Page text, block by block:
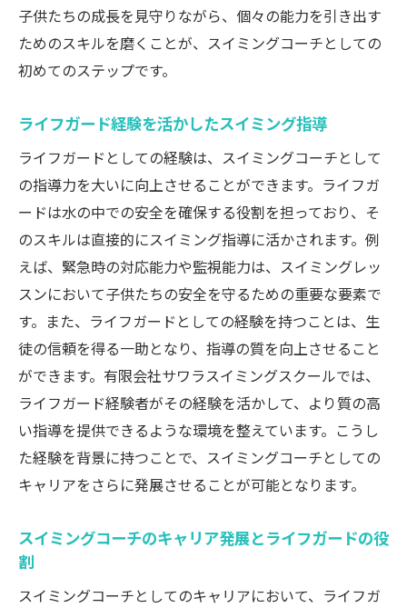
子供たちの成長を見守りながら、個々の能力を引き出す
ためのスキルを磨くことが、スイミングコーチとしての
初めてのステップです。
ライフガード経験を活かしたスイミング指導
ライフガードとしての経験は、スイミングコーチとして
の指導力を大いに向上させることができます。ライフガ
ードは水の中での安全を確保する役割を担っており、そ
のスキルは直接的にスイミング指導に活かされます。例
えば、緊急時の対応能力や監視能力は、スイミングレッ
スンにおいて子供たちの安全を守るための重要な要素で
す。また、ライフガードとしての経験を持つことは、生
徒の信頼を得る一助となり、指導の質を向上させること
ができます。有限会社サワラスイミングスクールでは、
ライフガード経験者がその経験を活かして、より質の高
い指導を提供できるような環境を整えています。こうし
た経験を背景に持つことで、スイミングコーチとしての
キャリアをさらに発展させることが可能となります。
スイミングコーチのキャリア発展とライフガードの役
割
スイミングコーチとしてのキャリアにおいて、ライフガ